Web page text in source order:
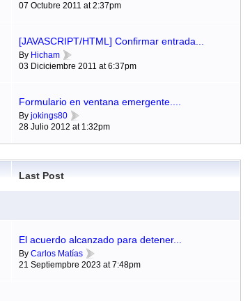
07 Octubre 2011 at 2:37pm
[JAVASCRIPT/HTML] Confirmar entrada...
By Hicham
03 Diciciembre 2011 at 6:37pm
Formulario en ventana emergente....
By jokings80
28 Julio 2012 at 1:32pm
Last Post
El acuerdo alcanzado para detener...
By Carlos Matías
21 Septiempbre 2023 at 7:48pm